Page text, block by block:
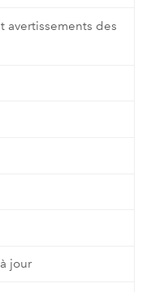
avertissements des
jour